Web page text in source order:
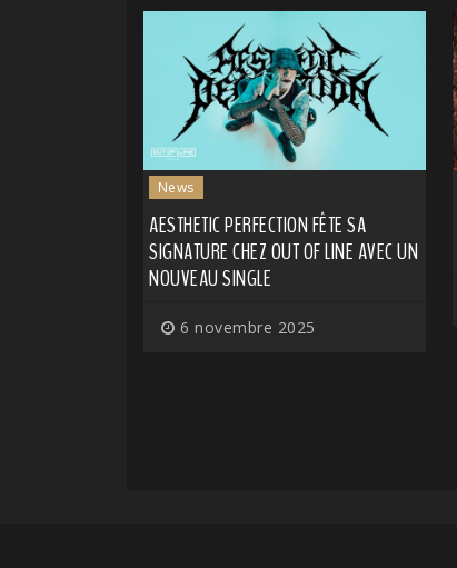
News
AESTHETIC PERFECTION FÊTE SA
SIGNATURE CHEZ OUT OF LINE AVEC UN
NOUVEAU SINGLE
6 novembre 2025